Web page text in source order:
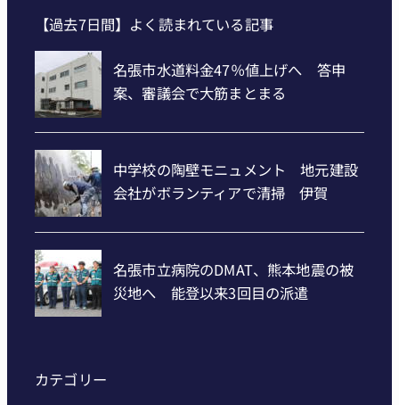
【過去7日間】よく読まれている記事
カテゴリー